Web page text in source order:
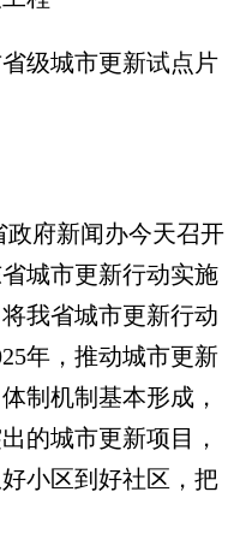
级城市更新试点片
府新闻办今天召开
城市更新行动实施
我省城市更新行动
年，推动城市更新
制机制基本形成，
的城市更新项目，
小区到好社区，把